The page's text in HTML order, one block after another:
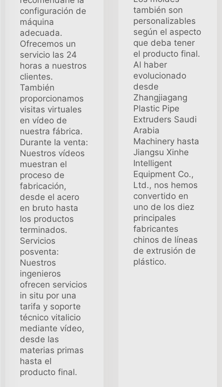
configuración de
máquina
adecuada.
Ofrecemos un
servicio las 24
horas a nuestros
clientes.
También
proporcionamos
visitas virtuales
en vídeo de
nuestra fábrica.
Durante la venta:
Nuestros vídeos
muestran el
proceso de
fabricación,
desde el acero
en bruto hasta
los productos
terminados.
Servicios
posventa:
Nuestros
ingenieros
ofrecen servicios
in situ por una
tarifa y soporte
técnico vitalicio
mediante vídeo,
desde las
materias primas
hasta el
producto final.
también son
personalizables
según el aspecto
que deba tener
el producto final.
Al haber
evolucionado
desde
Zhangjiagang
Plastic Pipe
Extruders Saudi
Arabia
Machinery hasta
Jiangsu Xinhe
Intelligent
Equipment Co.,
Ltd., nos hemos
convertido en
uno de los diez
principales
fabricantes
chinos de líneas
de extrusión de
plástico.